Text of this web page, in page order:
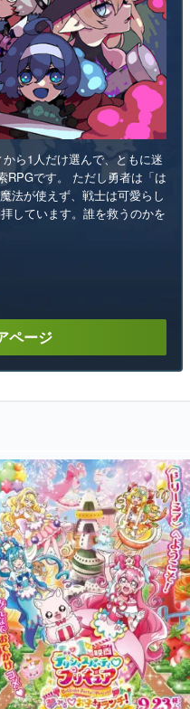
ら1人だけ選んで、ともに迷
RPGです。 ただし勇者は「は
法が使えず、戦士は可愛らし
しています。誰を救うのかを
たに配信スタート！なんと2018